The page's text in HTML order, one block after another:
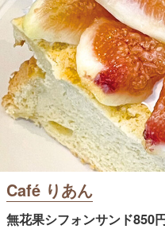
Café りあん
無花果シフォンサンド850